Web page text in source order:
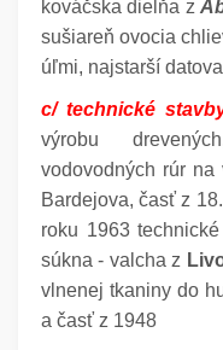
kováčska dielňa z
sušiareň ovocia
úľmi, najstarší
c/ technické
výrobu
vodovodných rúr
Bardejova, časť z
roku 1963
súkna - valcha z
vlnenej tkaniny do
a časť z 1948